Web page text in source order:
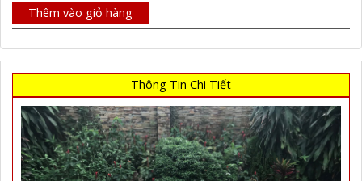
Thêm vào giỏ hàng
Thông Tin Chi Tiết